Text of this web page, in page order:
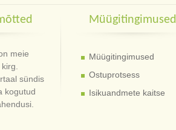
meie
sündis
kogutud
Müügitingimused
Müügitingimused
Ostuprotsess
Isikuandmete kaitse